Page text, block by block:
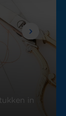
in